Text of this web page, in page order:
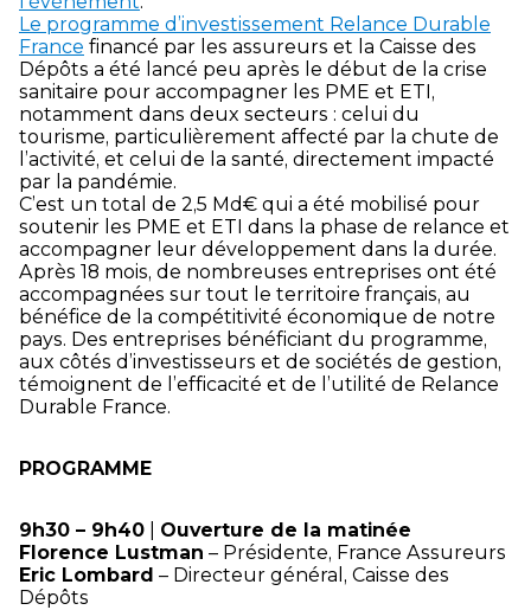
Le programme d’investissement Relance Durable
France financé par les assureurs et la Caisse des
Dépôts a été lancé peu après le début de la crise
sanitaire pour accompagner les PME et ETI,
notamment dans deux secteurs : celui du
tourisme, particulièrement affecté par la chute de
l’activité, et celui de la santé, directement impacté
par la pandémie.
C’est un total de 2,5 Md€ qui a été mobilisé pour
soutenir les PME et ETI dans la phase de relance et
accompagner leur développement dans la durée.
Après 18 mois, de nombreuses entreprises ont été
accompagnées sur tout le territoire français, au
bénéfice de la compétitivité économique de notre
pays. Des entreprises bénéficiant du programme,
aux côtés d’investisseurs et de sociétés de gestion,
témoignent de l’efficacité et de l’utilité de Relance
Durable France.
PROGRAMME
9h30 – 9h40
Ouverture de la matinée
Florence Lustman – Présidente, France Assureurs
Eric Lombard – Directeur général, Caisse des
Dépôts